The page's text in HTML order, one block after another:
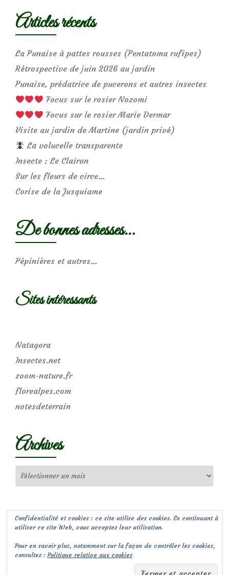
Articles récents
La Punaise à pattes rousses (Pentatoma rufipes)
Rétrospective de juin 2026 au jardin
Punaise, prédatrice de pucerons et autres insectes
Focus sur le rosier Nozomi
Focus sur le rosier Marie Dermar
Visite au jardin de Martine (jardin privé)
La volucelle transparente
Insecte : Le Clairon
Sur les fleurs de circe…
Corise de la Jusquiame
De bonnes adresses…
Pépinières et autres…
Sites intéressants
Natagora
Insectes.net
zoom-nature.fr
florealpes.com
notesdeterrain
Archives
Confidentialité et cookies : ce site utilise des cookies. En continuant à
utiliser ce site Web, vous acceptez leur utilisation.
Pour en savoir plus, notamment sur la façon de contrôler les cookies,
consultez :Politique relative aux cookies